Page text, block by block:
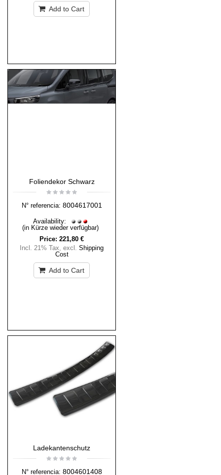
Add to Cart
Foliendekor Schwarz
N° referencia: 8004617001
Availability:
(in Kürze wieder verfügbar)
Price: 221,80 €
Incl. 21% Tax, excl. Shipping
Cost
Add to Cart
Ladekantenschutz
N° referencia: 8004601408